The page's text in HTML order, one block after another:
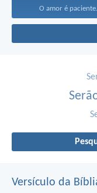
O amor é
Versículo da